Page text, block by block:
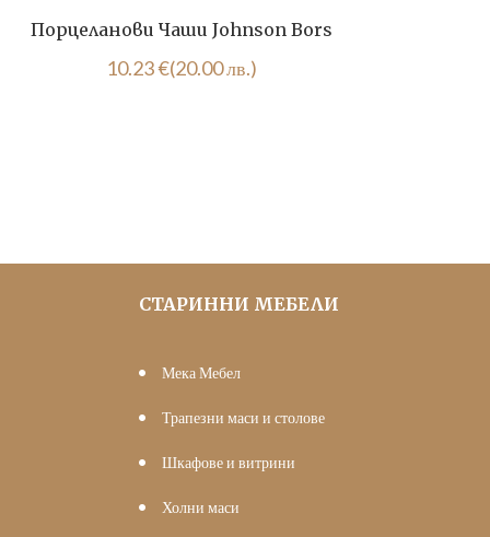
Порцеланови Чаши Johnson Bors
10.23€(20.00 лв.)
СТАРИННИ МЕБЕЛИ
Мека Мебел
Трапезни маси и столове
Шкафове и витрини
Холни маси